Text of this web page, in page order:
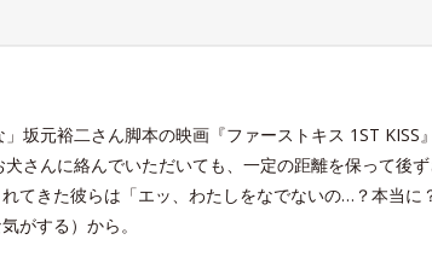
坂元裕二さん脚本の映画『ファーストキス 1ST KISS
さんに絡んでいただいても、一定の距離を保って後ず
てきた彼らは「エッ、わたしをなでないの…？本当に
がする）から。